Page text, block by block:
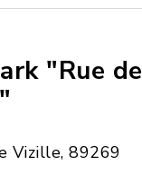
"Rue de
Vizille, 89269